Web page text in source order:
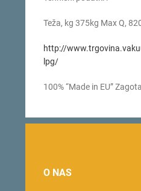
Teža, kg 375kg Max Q,
http://
lpg/
100% “Made in EU”
O NAS